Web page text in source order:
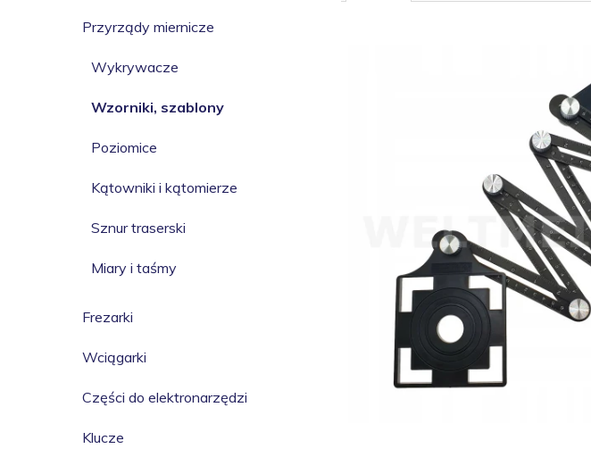
Przyrządy miernicze
Wykrywacze
Wzorniki, szablony
Poziomice
Kątowniki i kątomierze
Sznur traserski
Miary i taśmy
Frezarki
Wciągarki
Części do elektronarzędzi
Klucze